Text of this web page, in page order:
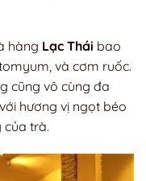
hàng Lạc Thái bao
và cơm ruốc.
cũng vô cùng đa
hương vị ngọt béo
của trà.